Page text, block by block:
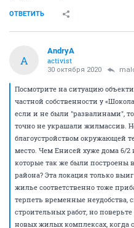
ОТВЕТИТЬ
A
AndryA
activist
30 октября 2020
Посмотрите на ситуацию
частной собственности у
если и не были "развалинами",
точно не украшали жилмассив.
благоустройством окружающей
место. Чем Енисей хуже дома 6/2
которые так же были построены
района? Эта локация только
жилье соответственно тоже
терпеть временные
строительных работ, но
новых жилых комплексах, когда